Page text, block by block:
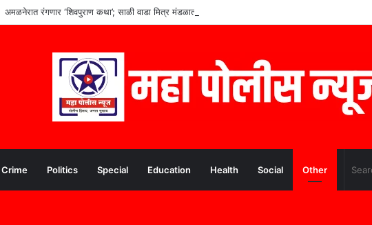
अमळनेरात रंगणार ‘शिवपुराण कथा’; साळी वाडा मित्र मंडळातर्फे श्रावण मासारंभानिमित्त आयोजन
Crime Politics Special Education Health Social Other